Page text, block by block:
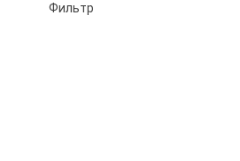
Фильтр